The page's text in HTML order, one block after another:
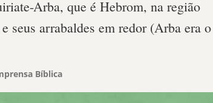
Arba, que é Hebrom, na região
seus arrabaldes em redor (Arba era o
Bíblica